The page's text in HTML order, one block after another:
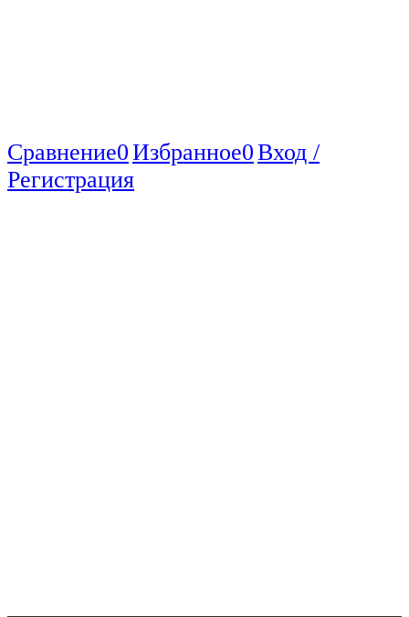
Сравнение0Избранное0Вход /
Регистрация